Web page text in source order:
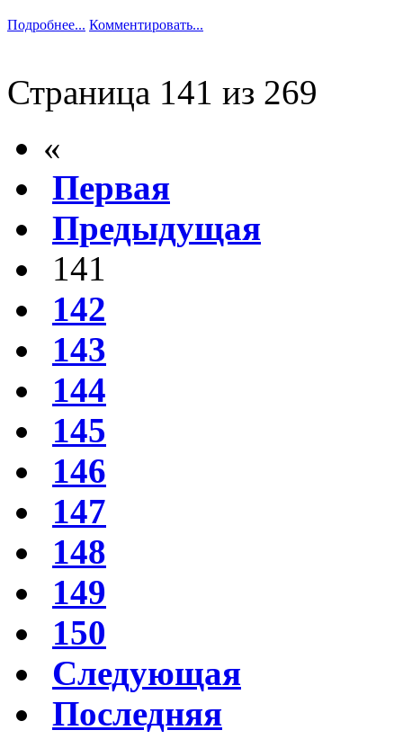
Подробнее... Комментировать...
Страница 141 из 269
«
Первая
Предыдущая
141
142
143
144
145
146
147
148
149
150
Следующая
Последняя